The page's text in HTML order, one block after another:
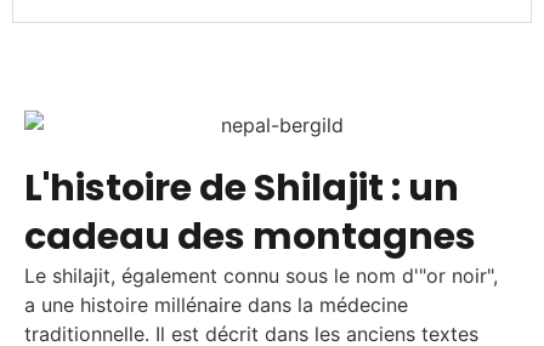
L'histoire de Shilajit : un
cadeau des montagnes
Le shilajit, également connu sous le nom d'"or noir",
a une histoire millénaire dans la médecine
traditionnelle. Il est décrit dans les anciens textes